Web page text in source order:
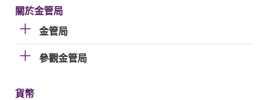
關於金管局
金管局
參觀金管局
貨幣